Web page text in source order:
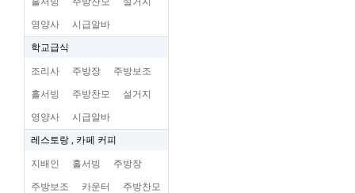
영양사 시급알바
학교급식
조리사 주방장 주방보조
홀서빙 주방찬모 설거지
영양사 시급알바
레스토랑 , 카페 커피
지배인 홀서빙 주방장
주방보조 카운터 주방찬모